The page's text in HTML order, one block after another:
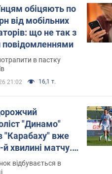
обіцяють по
від мобільних
що не так з
в пастку
21:02 16,1 т.
"Динамо"
"Карабаху" вже
й хвилині матчу.
відбувається в